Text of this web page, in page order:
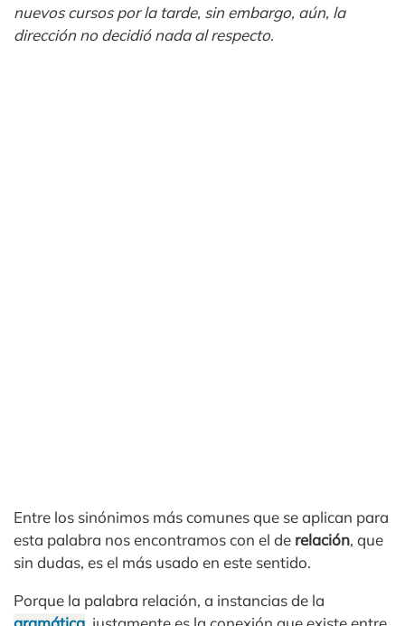
nuevos cursos por la tarde, sin embargo, aún, la
dirección no decidió nada al respecto.
Entre los sinónimos más comunes que se aplican para
esta palabra nos encontramos con el de relación, que
sin dudas, es el más usado en este sentido.
Porque la palabra relación, a instancias de la